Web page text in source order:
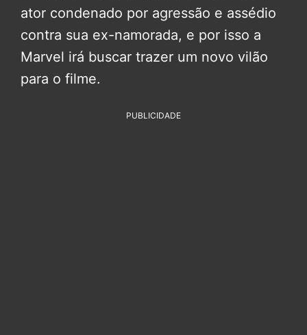
ator condenado por agressão e assédio
contra sua ex-namorada, e por isso a
Marvel irá buscar trazer um novo vilão
para o filme.
PUBLICIDADE